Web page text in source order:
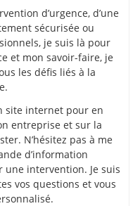
d’urgence, d’une
sécurisée ou
je suis là pour
et mon savoir-faire, je
les défis liés à la
site internet pour en
entreprise et sur la
N’hésitez pas à me
d’information
intervention. Je suis
vos questions et vous